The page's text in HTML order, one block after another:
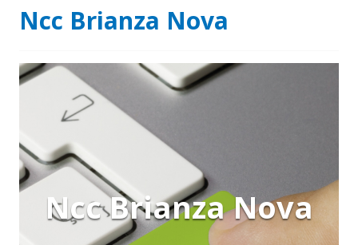
Ncc Brianza Nova
Ncc Brianza Nova